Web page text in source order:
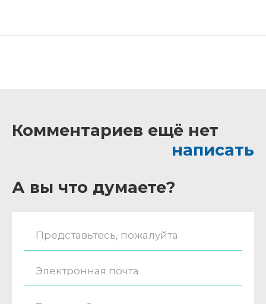
Комментариев ещё нет
написать
А вы что думаете?